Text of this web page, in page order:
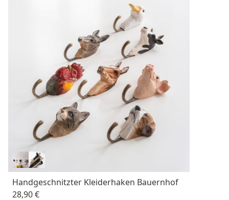
Handgeschnitzter Kleiderhaken Bauernhof
28,90 €